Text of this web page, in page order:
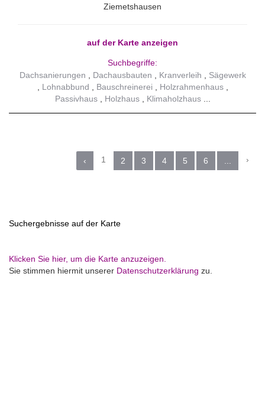
Ziemetshausen
auf der Karte anzeigen
Suchbegriffe:
Dachsanierungen
Dachausbauten Kranverleih
Sägewerk
Lohnabbund
Bauschreinerei
Holzrahmenhaus
Passivhaus
Holzhaus Klimaholzhaus
‹ 1 2 3 4 5 6 ›
Suchergebnisse auf der Karte
Klicken Sie hier, um die Karte anzuzeigen.
Sie stimmen hiermit unserer Datenschutzerklärung zu.